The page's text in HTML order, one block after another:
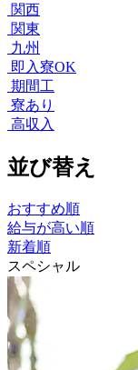
関西
関東
九州
即入寮OK
期間工
寮あり
高収入
並び替え
おすすめ順
給与が高い順
新着順
スペシャル